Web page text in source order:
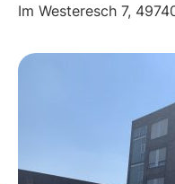
Im Westeresch 7,